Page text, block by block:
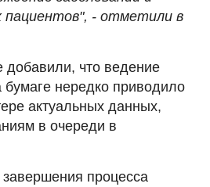
пациентов", - отметили в
что ведение
бумаге нередко приводило
актуальных данных,
в очереди в
процесса